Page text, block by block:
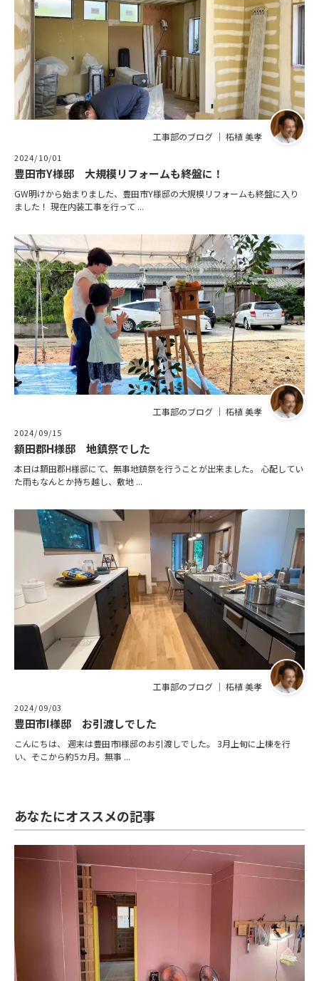
工事部のブログ ｜ 柘植 美孝
2024/10/01
豊田市Y様邸 大規模リフォームも終盤に！
GW明けから始まりました、豊田市Y様邸の大規模リフォームも終盤に入り
ました！ 現在内装工事を行って ...
工事部のブログ ｜ 柘植 美孝
2024/09/15
額田郡H様邸 地鎮祭でした
本日は額田郡H様邸にて、無事地鎮祭を行うことが出来ました。 心配してい
た雨もなんとか持ち越し、敷地 ...
工事部のブログ ｜ 柘植 美孝
2024/09/03
豊田市I様邸 お引渡しでした
こんにちは、 週末は豊田市I様邸のお引渡しでした。 3月上旬に上棟を行
い、そこから約5カ月。無事 ...
あなたにオススメの記事